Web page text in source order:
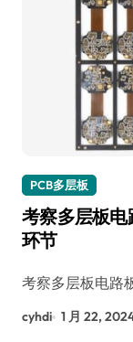
PCB多层板
考察多层板
环节
考察多层板电
cyhdi 1 月 22,